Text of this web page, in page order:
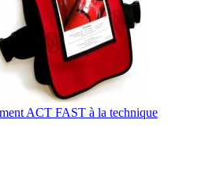
ACT FAST à la technique